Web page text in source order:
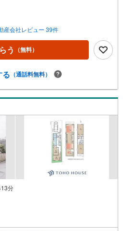
ご提案。・ 未来に起こるであろうご
ライン上でご提案「ミラカレクラ
、ご自宅を綺麗にかつ瀟洒にさせる
ジングサービス。・ 購入者様へ、税
の無料セミナーをご招待いたします。
時のご希望をお伝えください。（も
配が必要な場合がございますのでご容
のでお手数ですがご一報ください。
社へのご来社、お客様宅へのお迎
わせ、物件周辺のコンビニ等でお待
をお伝えください。ご希望条件をお
見学希望物件以外の資料も用意して
の物件も併せてご案内させていただ
産会社レビュー 39件
う （無料）
る （通話料無料）
分